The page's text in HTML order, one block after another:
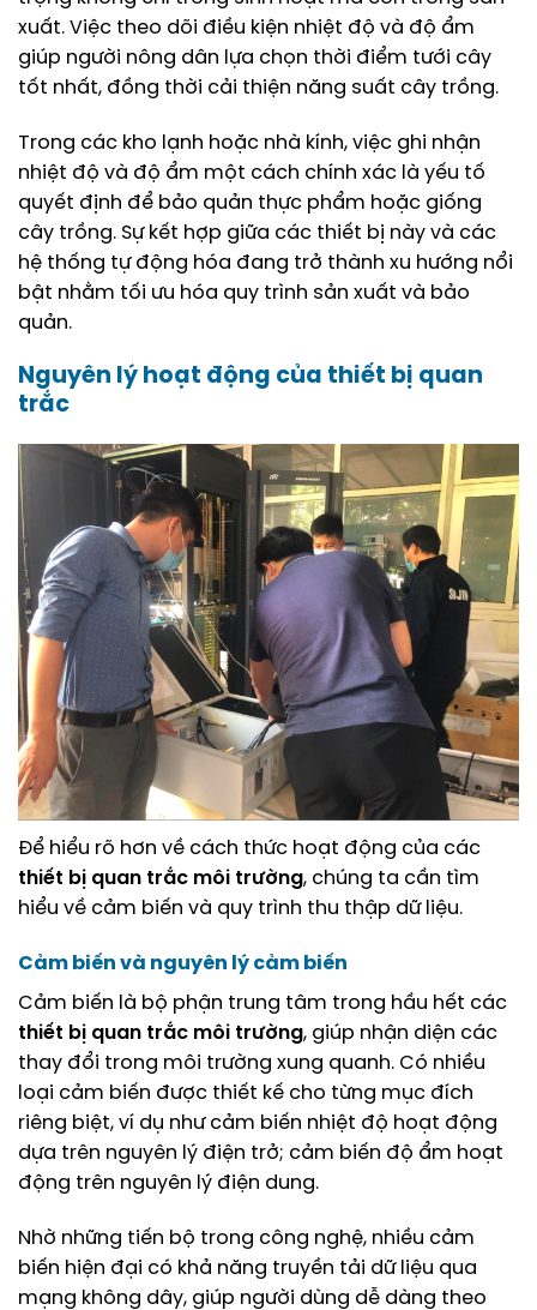
xuất. Việc theo dõi điều kiện nhiệt độ và độ ẩm
giúp người nông dân lựa chọn thời điểm tưới cây
tốt nhất, đồng thời cải thiện năng suất cây trồng.
Trong các kho lạnh hoặc nhà kính, việc ghi nhận
nhiệt độ và độ ẩm một cách chính xác là yếu tố
quyết định để bảo quản thực phẩm hoặc giống
cây trồng. Sự kết hợp giữa các thiết bị này và các
hệ thống tự động hóa đang trở thành xu hướng nổi
bật nhằm tối ưu hóa quy trình sản xuất và bảo
quản.
Nguyên lý hoạt động của thiết bị quan
trắc
Để hiểu rõ hơn về cách thức hoạt động của các
thiết bị quan trắc môi trường, chúng ta cần tìm
hiểu về cảm biến và quy trình thu thập dữ liệu.
Cảm biến và nguyên lý cảm biến
Cảm biến là bộ phận trung tâm trong hầu hết các
thiết bị quan trắc môi trường, giúp nhận diện các
thay đổi trong môi trường xung quanh. Có nhiều
loại cảm biến được thiết kế cho từng mục đích
riêng biệt, ví dụ như cảm biến nhiệt độ hoạt động
dựa trên nguyên lý điện trở; cảm biến độ ẩm hoạt
động trên nguyên lý điện dung.
Nhờ những tiến bộ trong công nghệ, nhiều cảm
biến hiện đại có khả năng truyền tải dữ liệu qua
mạng không dây, giúp người dùng dễ dàng theo